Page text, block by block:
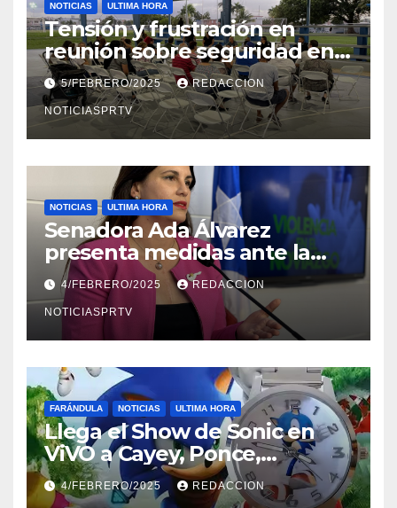
NOTICIAS ULTIMA HORA
Tensión y frustración en
reunión sobre seguridad en
Reparto Metropolitano
5/FEBRERO/2025 REDACCION
NOTICIASPRTV
NOTICIAS ULTIMA HORA
Senadora Ada Álvarez
presenta medidas ante la
violencia en el noviazgo
4/FEBRERO/2025 REDACCION
NOTICIASPRTV
FARÁNDULA NOTICIAS ULTIMA HORA
Llega el Show de Sonic en
ViVO a Cayey, Ponce,
Barceloneta y Humacao,
Relojes gratis para el que
4/FEBRERO/2025 REDACCION